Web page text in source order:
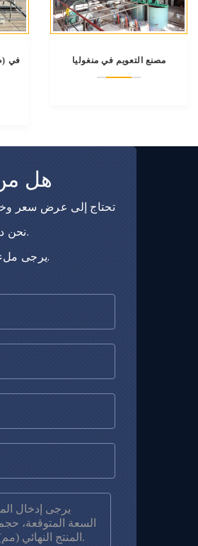
مصنع التعويم في منغوليا
هل
تحتاج إلى عرض سعر
نحن دائمًا هنا للمساعدة.
يرجى ملء النموذج للتواصل.